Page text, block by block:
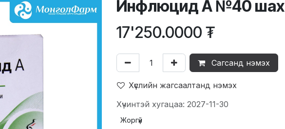
Инфлюцид А №40 шах
17'250.0000 ₮
Сагсанд нэмэх
Хүслийн жагсаалтанд нэмэх
Хүчинтэй хугацаа: 2027-11-30
Жоргүй